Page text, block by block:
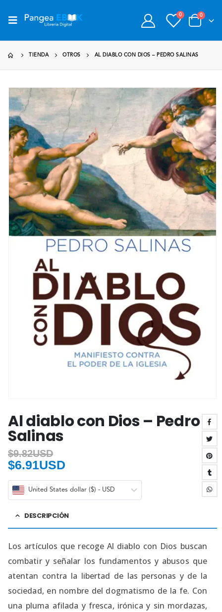
0 0
TIENDA OTROS AL DIABLO CON DIOS – PEDRO SALINAS
Al diablo con Dios – Pedro
Salinas
$9.82USD
$6.91USD
United States dollar ($) - USD
DESCRIPCIÓN
Los artículos que recoge Al diablo con Dios buscan
combatir y señalar los fundamentos y abusos que
atentan contra la libertad de las personas y de la
sociedad, en nombre del dogmatismo de la fe. Con
una pluma afilada y fresca, irónica y sin mordazas,